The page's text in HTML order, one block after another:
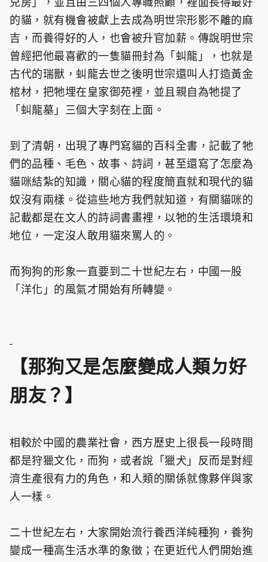
兒房」，並且由三四個人專職照顧，裡面長得最好
的貓，就有機會被獻上去成為明世宗形影不離的麻
吉，而養得好的人，也會被升官加薪。傳說明世宗
曾經把他最喜歡的一隻貓冊封為「虯龍」，也就是
古代的瑞獸，虯龍去世之後明世宗還叫人打造黃金
棺材，把牠埋在皇家御苑裡，並且親自為牠提了
「虯龍墓」三個大字刻在上面。
到了清朝，出現了專門寫貓的百科全書，記載了牠
們的品種、毛色、故事、詩詞，甚至還寫了怎麼為
貓咪結紮的知識，關心貓的程度簡直就和現代的貓
奴沒有兩樣。從這些地方我們就知道，有關貓咪的
記載都是在文人的詩詞書畫裡，以牠的生活環境和
地位，一定沒人敢用貓來罵人的。
而狗狗的形象一直要到二十世紀左右，中國一股
「洋化」的風氣才開始有所轉變。
-
【那狗又是怎麼變成人類ㄉ好
朋友？】
相較於中國的農業社會，西方歷史上很長一段時間
都是狩獵文化，而狗，或者說「獵犬」反而是對經
濟生產很有力的角色，和人類的關係就像夥伴與家
人一樣。
二十世紀左右，大家開始流行養西洋純種狗，養狗
變成一種高生活水準的象徵；在更近代人們開始進